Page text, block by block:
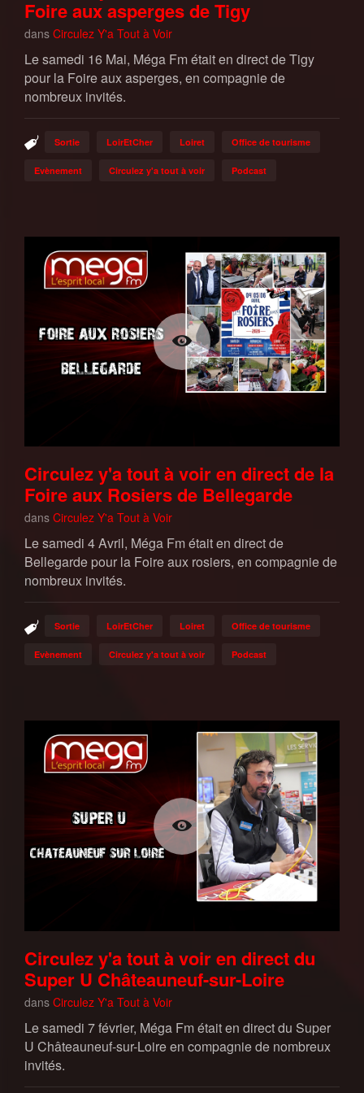
Foire aux asperges de Tigy
dans Circulez Y'a Tout à Voir
Le samedi 16 Mai, Méga Fm était en direct de Tigy
pour la Foire aux asperges, en compagnie de
nombreux invités.
Sortie LoirEtCher Loiret Office de tourisme
Evènement Circulez y'a tout à voir Podcast
Circulez y'a tout à voir en direct de la
Foire aux Rosiers de Bellegarde
dans Circulez Y'a Tout à Voir
Le samedi 4 Avril, Méga Fm était en direct de
Bellegarde pour la Foire aux rosiers, en compagnie de
nombreux invités.
Sortie LoirEtCher Loiret Office de tourisme
Evènement Circulez y'a tout à voir Podcast
Circulez y'a tout à voir en direct du
Super U Châteauneuf-sur-Loire
dans Circulez Y'a Tout à Voir
Le samedi 7 février, Méga Fm était en direct du Super
U Châteauneuf-sur-Loire en compagnie de nombreux
invités.